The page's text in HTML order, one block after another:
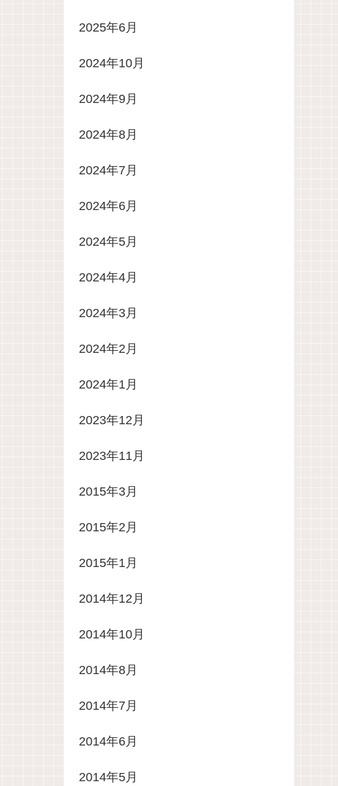
2025年6月
2024年10月
2024年9月
2024年8月
2024年7月
2024年6月
2024年5月
2024年4月
2024年3月
2024年2月
2024年1月
2023年12月
2023年11月
2015年3月
2015年2月
2015年1月
2014年12月
2014年10月
2014年8月
2014年7月
2014年6月
2014年5月